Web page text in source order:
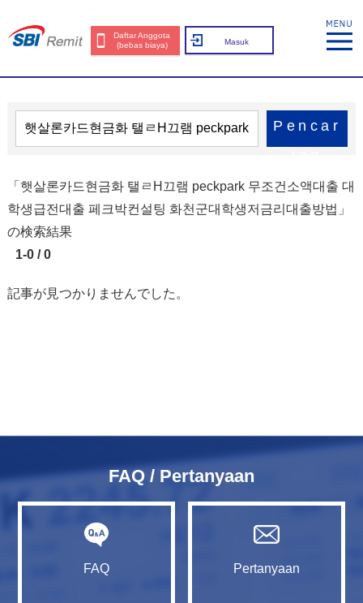
Daftar Anggota
(bebas biaya)
Masuk
Pencar
「햇살론카드현금화 탤ㄹH끄램 peckpark 무조건소액대출 대
학생급전대출 페크박컨설팅 화천군대학생저금리대출방법」
の検索結果
1-0 / 0
記事が見つかりませんでした。
FAQ / Pertanyaan
FAQ Pertanyaan